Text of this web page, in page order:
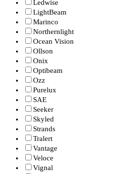
Ledwise
LightBeam
Marinco
Northernlight
Ocean Vision
Ollson
Onix
Optibeam
Ozz
Purelux
SAE
Seeker
Skyled
Strands
Tralert
Vantage
Veloce
Vignal